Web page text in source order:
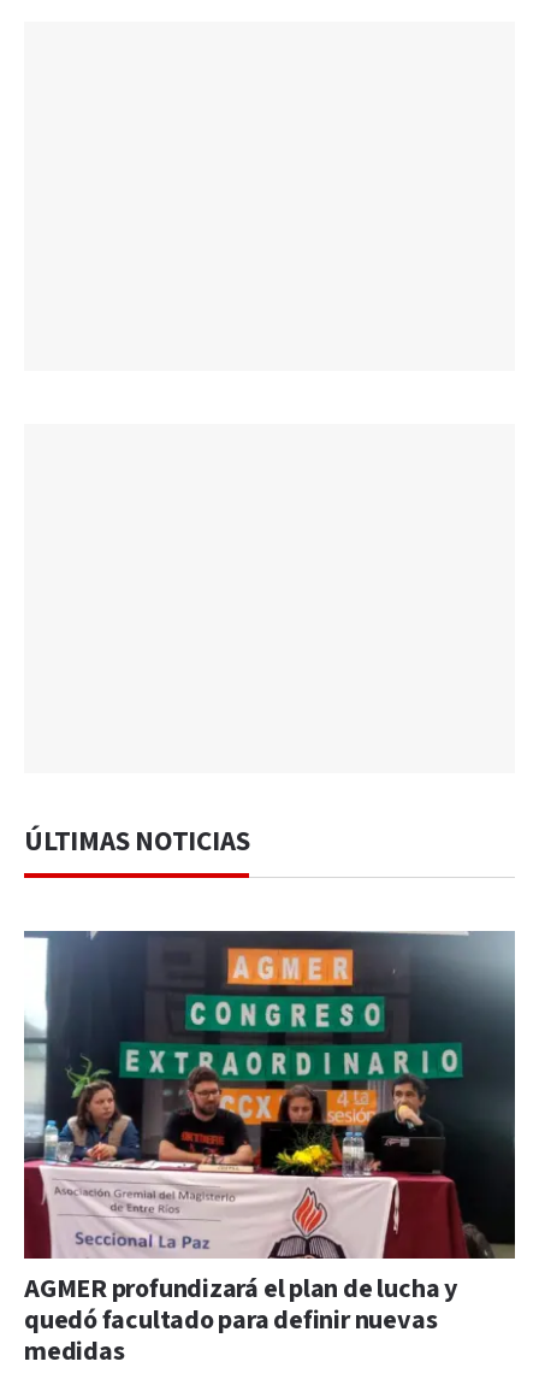
ÚLTIMAS NOTICIAS
AGMER profundizará el plan de lucha y
quedó facultado para definir nuevas
medidas